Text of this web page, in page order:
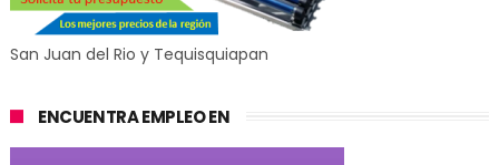
San Juan del Rio y Tequisquiapan
ENCUENTRA EMPLEO EN